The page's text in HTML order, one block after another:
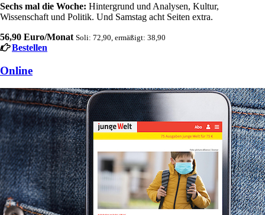
Sechs mal die Woche: Hintergrund und Analysen, Kultur,
Wissenschaft und Politik. Und Samstag acht Seiten extra.
56,90 Euro/Monat Soli: 72,90, ermäßigt: 38,90
Bestellen
Online